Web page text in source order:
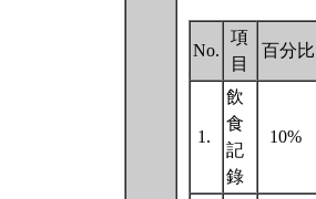
No.
項
目
百分比
1.
飲
食
記
錄
10%